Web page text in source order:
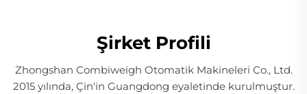
Şirket Profili
Zhongshan Combiweigh Otomatik Makineleri Co., Ltd.
2015 yılında, Çin'in Guangdong eyaletinde kurulmuştur.